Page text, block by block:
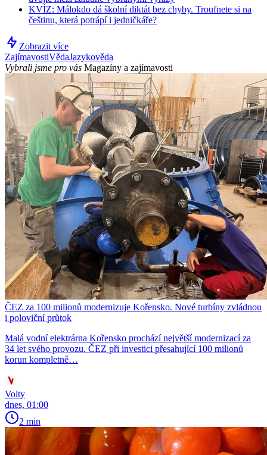
KVÍZ: Málokdo dá školní diktát bez chyby. Troufnete si na
češtinu, která potrápí i jedničkáře?
Zobrazit více
ZajímavostiVědaJazykověda
Vybrali jsme pro vás Magazíny a zajímavosti
ČEZ za 100 milionů modernizuje Kořensko. Nové turbíny zvládnou
i poloviční průtok
Malá vodní elektrárna Kořensko prochází největší modernizací za
34 let svého provozu. ČEZ při investici přesahující 100 milionů
korun kompletně…
Volty
dnes, 01:00
2 min